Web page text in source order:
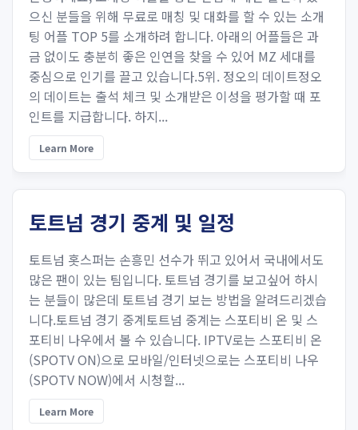
으신 분들을 위해 무료로 매칭 및 대화를 할 수 있는 소개
팅 어플 TOP 5를 소개하려 합니다. 아래의 어플들은 과
금 없이도 충분히 좋은 인연을 찾을 수 있어 MZ 세대를
중심으로 인기를 끌고 있습니다.5위. 정오의 데이트정오
의 데이트는 출석 체크 및 소개받은 이성을 평가할 때 포
인트를 지급합니다. 하지...
Learn More
토트넘 경기 중계 및 일정
토트넘 홋스퍼는 손흥민 선수가 뛰고 있어서 국내에서도
많은 팬이 있는 팀입니다. 토트넘 경기를 보고싶어 하시
는 분들이 많은데 토트넘 경기 보는 방법을 알려드리겠습
니다.토트넘 경기 중계토트넘 중계는 스포티비 온 및 스
포티비 나우에서 볼 수 있습니다. IPTV로는 스포티비 온
(SPOTV ON)으로 모바일/인터넷으로는 스포티비 나우
(SPOTV NOW)에서 시청할...
Learn More